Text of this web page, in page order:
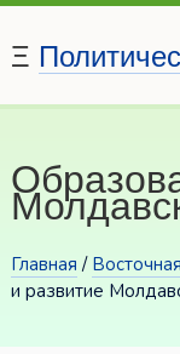
Ξ
Главная /
и развитие